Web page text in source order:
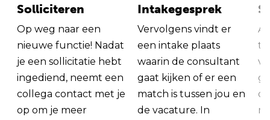
Solliciteren
Op weg naar een
nieuwe functie! Nadat
je een sollicitatie hebt
ingediend, neemt een
collega contact met je
op om je meer
Intakegesprek
Vervolgens vindt er
een intake plaats
waarin de consultant
gaat kijken of er een
match is tussen jou en
de vacature. In